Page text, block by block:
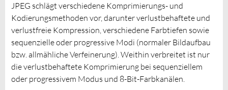
JPEG schlägt verschiedene Komprimierungs- und
Kodierungsmethoden vor, darunter verlustbehaftete und
verlustfreie Kompression, verschiedene Farbtiefen sowie
sequenzielle oder progressive Modi (normaler Bildaufbau
bzw. allmähliche Verfeinerung). Weithin verbreitet ist nur
die verlustbehaftete Komprimierung bei sequenziellem
oder progressivem Modus und 8-Bit-Farbkanälen.